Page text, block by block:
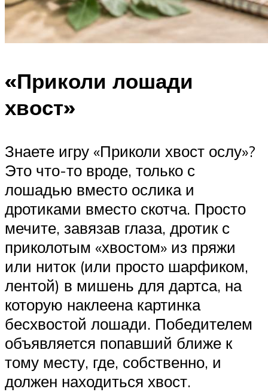
«Приколи лошади
хвост»
Знаете игру «Приколи хвост ослу»?
Это что-то вроде, только с
лошадью вместо ослика и
дротиками вместо скотча. Просто
мечите, завязав глаза, дротик с
приколотым «хвостом» из пряжи
или ниток (или просто шарфиком,
лентой) в мишень для дартса, на
которую наклеена картинка
бесхвостой лошади. Победителем
объявляется попавший ближе к
тому месту, где, собственно, и
должен находиться хвост.